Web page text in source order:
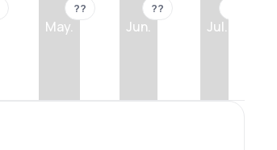
May.
??
Jun.
??
Jul.